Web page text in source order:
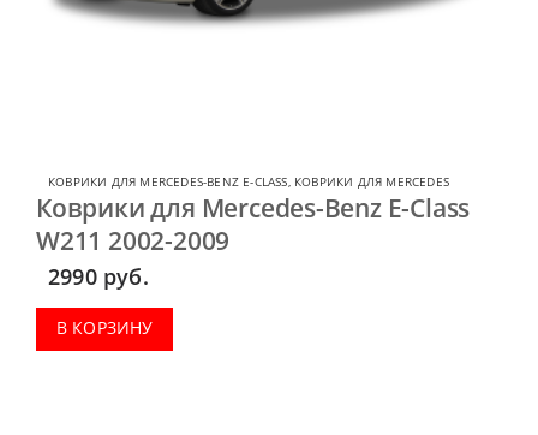
КОВРИКИ ДЛЯ MERCEDES-BENZ E-CLASS КОВРИКИ ДЛЯ MERCEDES
Коврики для Mercedes-Benz E-Class
W211 2002-2009
2990 руб.
В КОРЗИНУ